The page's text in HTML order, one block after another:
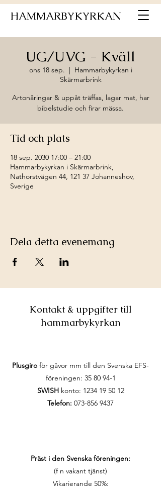
HAMMARBYKYRKAN
UG/UVG - Kväll
ons 18 sep.
  |
Hammarbykyrkan i
Skärmarbrink
Artonåringar & uppåt träffas, lagar mat, har
bibelstudie och firar mässa.
Tid och plats
18 sep. 2030 17:00 – 21:00
Hammarbykyrkan i Skärmarbrink,
Nathorstvägen 44, 121 37 Johanneshov,
Sverige
Dela detta evenemang
Kontakt & uppgifter till
hammarbykyrkan
Plusgiro för gåvor mm till den Svenska EFS-
föreningen: 35 80 94-1
SWISHkonto: 1234 19 50 12
Telefon: 073-856 9437
Präst i den Svenska föreningen:
(f n vakant tjänst)
Vikarierande 50%: